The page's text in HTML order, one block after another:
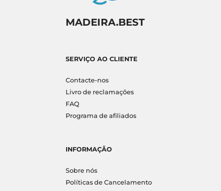
MADEIRA.BEST
SERVIÇO AO CLIENTE
Contacte-nos
Livro de reclamações
FAQ
Programa de afiliados
INFORMAÇÃO
Sobre nós
Políticas de Cancelamento